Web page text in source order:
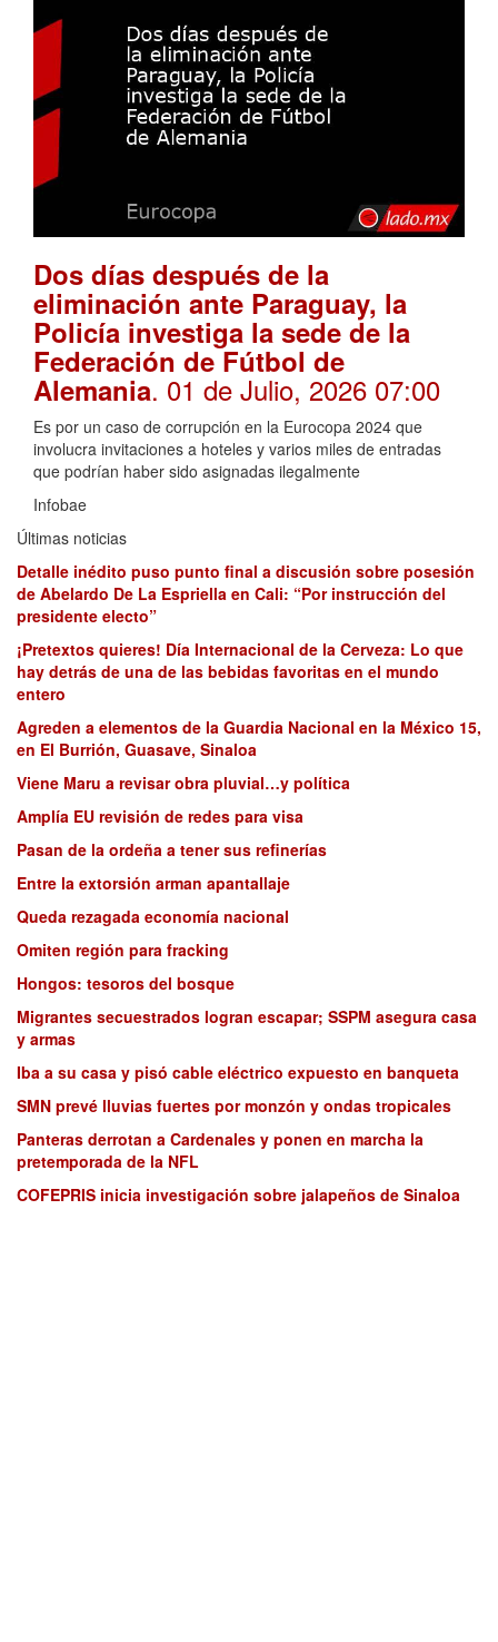
Dos días después de la
eliminación ante Paraguay, la
Policía investiga la sede de la
Federación de Fútbol de
Alemania. 01 de Julio, 2026 07:00
Es por un caso de corrupción en la Eurocopa 2024 que
involucra invitaciones a hoteles y varios miles de entradas
que podrían haber sido asignadas ilegalmente
Infobae
Últimas noticias
Detalle inédito puso punto final a discusión sobre posesión
de Abelardo De La Espriella en Cali: “Por instrucción del
presidente electo”
¡Pretextos quieres! Día Internacional de la Cerveza: Lo que
hay detrás de una de las bebidas favoritas en el mundo
entero
Agreden a elementos de la Guardia Nacional en la México 15,
en El Burrión, Guasave, Sinaloa
Viene Maru a revisar obra pluvial…y política
Amplía EU revisión de redes para visa
Pasan de la ordeña a tener sus refinerías
Entre la extorsión arman apantallaje
Queda rezagada economía nacional
Omiten región para fracking
Hongos: tesoros del bosque
Migrantes secuestrados logran escapar; SSPM asegura casa
y armas
Iba a su casa y pisó cable eléctrico expuesto en banqueta
SMN prevé lluvias fuertes por monzón y ondas tropicales
Panteras derrotan a Cardenales y ponen en marcha la
pretemporada de la NFL
COFEPRIS inicia investigación sobre jalapeños de Sinaloa